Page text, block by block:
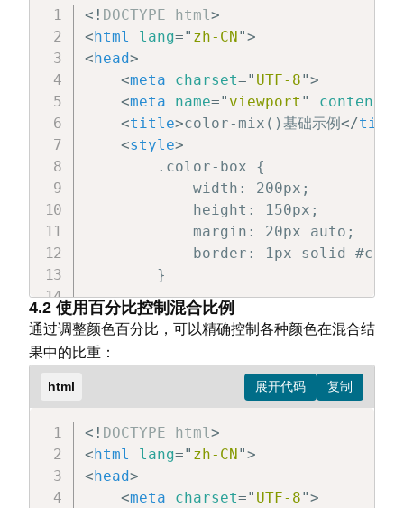
<! DOCTYPE html>
< html lang=" zh-CN ">
< head>
<meta charset=" UTF-8">
<meta name=" viewport " content
<title>color-mix()基础示例</title
<style>
        .color-box {
            width: 200px;
            height: 150px;
            margin: 20px auto;
            border: 1px solid #ccc;
        }
        .mixed-color-1 {
/* 在srgb颜色空间中混合红色
background-color:
        .mixed-color-2 {
/* 在oklab颜色空间中混合绿
background-color:
        }
4.2 使用百分比控制混合比例
通过调整颜色百分比，可以精确控制各种颜色在混合结
果中的比重：
html
<! DOCTYPE html>
< html lang=" zh-CN ">
< head>
<meta charset=" UTF-8">